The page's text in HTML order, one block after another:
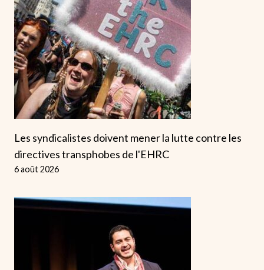
Les syndicalistes doivent mener la lutte contre les
directives transphobes de l'EHRC
6 août 2026